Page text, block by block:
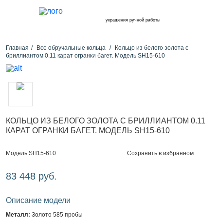
украшения ручной работы
Главная Все обручальные кольца
Кольцо из белого золота с
бриллиантом 0.11 карат огранки багет. Модель SH15-610
КОЛЬЦО ИЗ БЕЛОГО ЗОЛОТА С БРИЛЛИАНТОМ 0.11
КАРАТ ОГРАНКИ БАГЕТ. МОДЕЛЬ SH15-610
Модель SH15-610 Сохранить в избранном
83 448 руб.
Описание модели
Металл: Золото 585 пробы